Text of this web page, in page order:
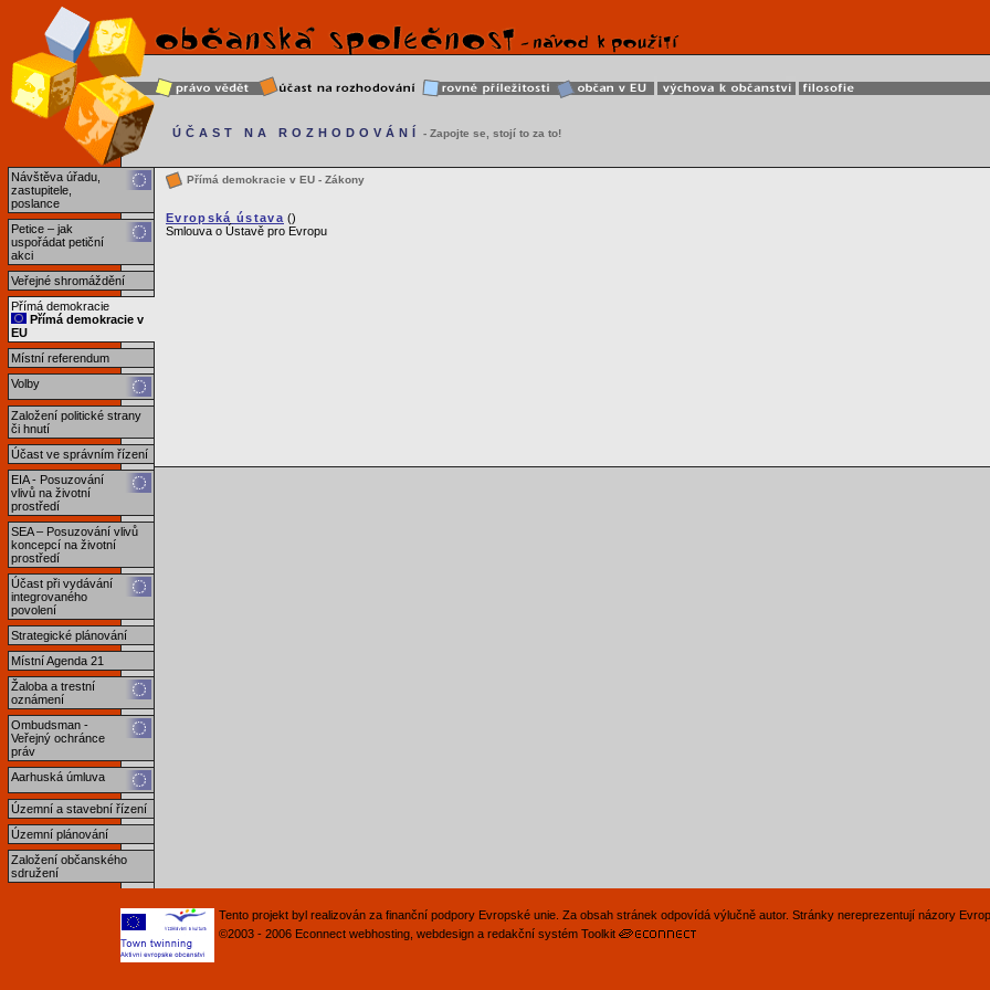
Návštěva úřadu,
zastupitele,
poslance
Petice – jak
uspořádat petiční
akci
Veřejné shromáždění
Přímá demokracie
Přímá demokracie v
EU
Místní referendum
Volby
Založení politické strany
či hnutí
Účast ve správním řízení
EIA - Posuzování
vlivů na životní
prostředí
SEA – Posuzování vlivů
koncepcí na životní
prostředí
Účast při vydávání
integrovaného
povolení
Strategické plánování
Místní Agenda 21
Žaloba a trestní
oznámení
Ombudsman -
Veřejný ochránce
práv
Aarhuská úmluva
Územní a stavební řízení
Územní plánování
Založení občanského
sdružení
ÚČAST NA ROZHODOVÁNÍ
- Zapojte se, stojí to za to!
Přímá demokracie v EU - Zákony
Evropská ústava ()
Smlouva o Ústavě pro Evropu
Tento projekt byl realizován za finanční podpory Evropské unie. Za obsah stránek odpovídá výlučně autor. Stránky nereprezentují názory
©2003 - 2006 Econnect webhosting webdesign a redakční systém Toolkit